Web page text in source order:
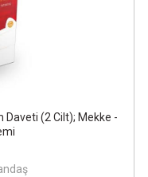
Daveti (2 Cilt); Mekke -